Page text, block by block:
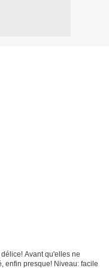
Avant qu'elles ne
enfin presque! Niveau: facile